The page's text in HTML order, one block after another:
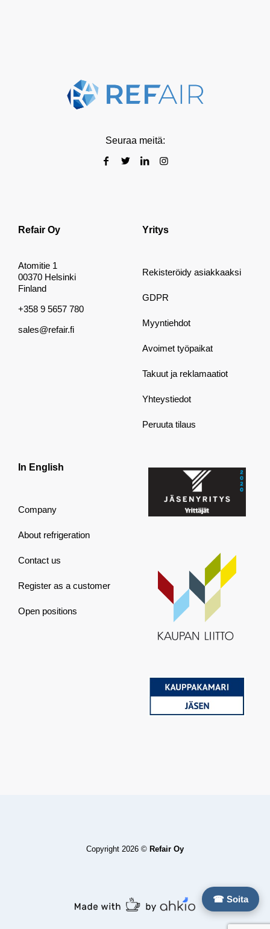
Seuraa meitä:
Refair Oy
Atomitie 1
00370 Helsinki
Finland
+358 9 5657 780
sales@refair.fi
Yritys
Rekisteröidy asiakkaaksi
GDPR
Myyntiehdot
Avoimet työpaikat
Takuut ja reklamaatiot
Yhteystiedot
Peruuta tilaus
In English
Company
About refrigeration
Contact us
Register as a customer
Open positions
☎ Soita
Copyright 2026 © Refair Oy